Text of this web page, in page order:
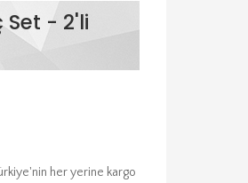
Set - 2'li
her yerine kargo